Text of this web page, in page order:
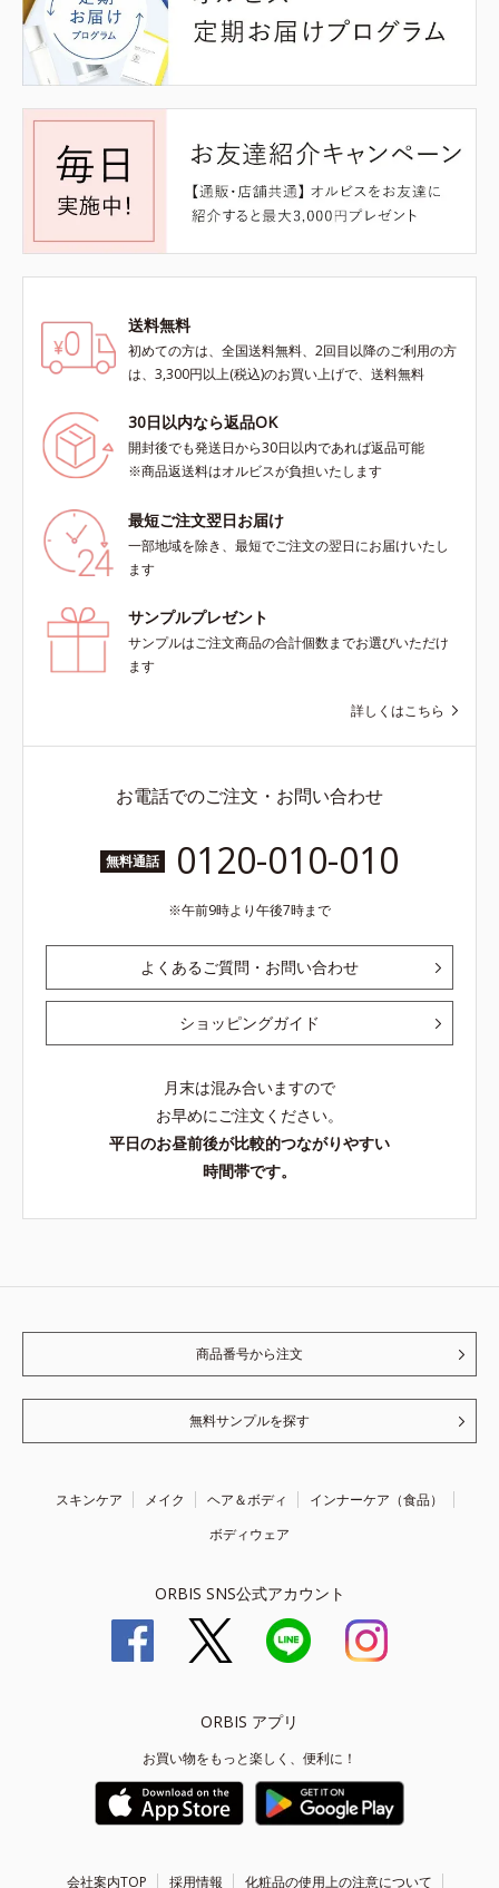
送料無料
初めての方は、全国送料無料、2回目以降のご利用の方
は、3,300円以上(税込)のお買い上げで、送料無料
30日以内なら返品OK
開封後でも発送日から30日以内であれば返品可能
※商品返送料はオルビスが負担いたします
最短ご注文翌日お届け
一部地域を除き、最短でご注文の翌日にお届けいたし
ます
サンプルプレゼント
サンプルはご注文商品の合計個数までお選びいただけ
ます
詳しくはこちら
お電話でのご注文・お問い合わせ
無料通話 0120-010-010
午前9時より午後7時まで
よくあるご質問・お問い合わせ
ショッピングガイド
月末は混み合いますので
お早めにご注文ください。
平日のお昼前後が比較的つながりやすい
時間帯です。
商品番号から注文
無料サンプルを探す
スキンケア メイク ヘア＆ボディ
インナーケア（食品）
ボディウェア
ORBIS SNS公式アカウント
ORBIS アプリ
お買い物をもっと楽しく、便利に！
会社案内TOP 採用情報 化粧品の使用上の注意について